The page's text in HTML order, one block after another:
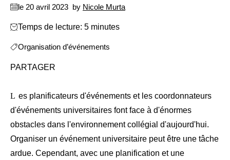
le 20 avril 2023 by Nicole Murta
Temps de lecture: 5 minutes
Organisation d’événements
PARTAGER
Les planificateurs d'événements et les coordonnateurs
d'événements universitaires font face à d'énormes
obstacles dans l'environnement collégial d'aujourd'hui.
Organiser un événement universitaire peut être une tâche
ardue. Cependant, avec une planification et une